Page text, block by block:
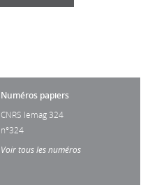
Numéros papiers
CNRS lemag 324
n°324
Voir tous les numéros